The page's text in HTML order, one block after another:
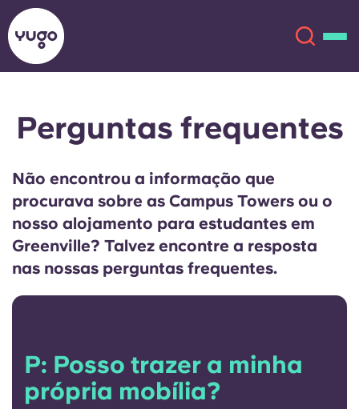
Sobre
Localizações
Mais
English (GB)
Selecione um país
Selecione uma cidade
Reservar agora
English (GB)
Català Deutsch
Italian French
Perguntas frequentes
Não encontrou a informação que
procurava sobre as Campus Towers ou o
nosso alojamento para estudantes em
Greenville? Talvez encontre a resposta
nas nossas perguntas frequentes.
P: Posso trazer a minha
própria mobília?